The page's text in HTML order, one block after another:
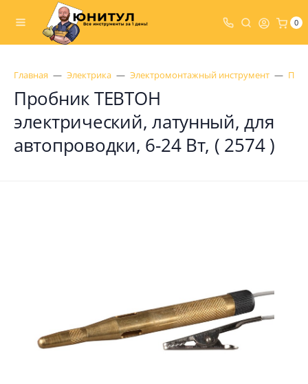
0
Главная Электрика Электромонтажный инструмент
Пробник ТЕВТОН
электрический, латунный, для
автопроводки, 6-24 Вт, ( 2574 )